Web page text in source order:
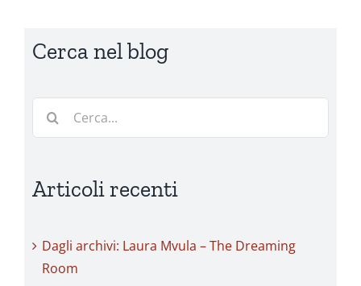
Cerca nel blog
Cerca
Articoli recenti
Dagli archivi: Laura Mvula – The Dreaming
Room